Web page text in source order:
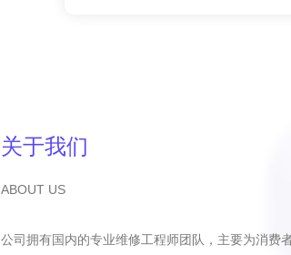
关于我们
ABOUT US
公司拥有国内的专业维修工程师团队，主要为消费